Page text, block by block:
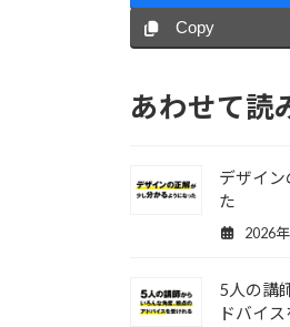
Copy
あわせて読
デザイ
た
2026
5人の講
ドバイ